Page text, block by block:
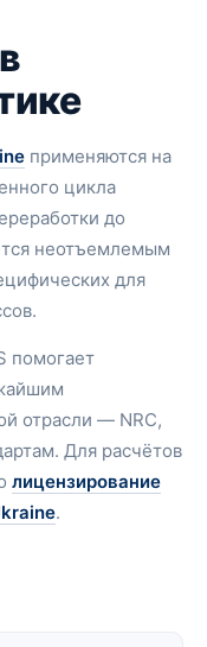
применяются на
цикла
до
неотъемлемым
для
помогает
отрасли — NRC,
Для расчётов
лицензирование
.